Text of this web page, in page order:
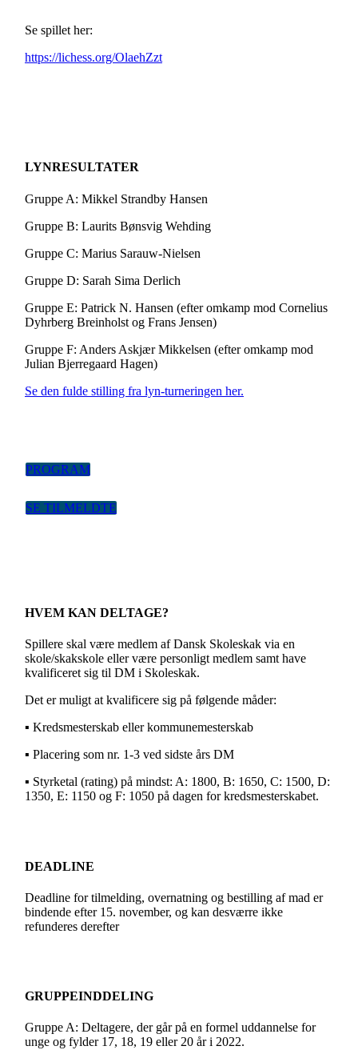
Se spillet her:
https://lichess.org/OlaehZzt
LYNRESULTATER
Gruppe A: Mikkel Strandby Hansen
Gruppe B: Laurits Bønsvig Wehding
Gruppe C: Marius Sarauw-Nielsen
Gruppe D: Sarah Sima Derlich
Gruppe E: Patrick N. Hansen (efter omkamp mod Cornelius
Dyhrberg Breinholst og Frans Jensen)
Gruppe F: Anders Askjær Mikkelsen (efter omkamp mod
Julian Bjerregaard Hagen)
Se den fulde stilling fra lyn-turneringen her.
PROGRAM
SE TILMELDTE
HVEM KAN DELTAGE?
Spillere skal være medlem af Dansk Skoleskak via en
skole/skakskole eller være personligt medlem samt have
kvalificeret sig til DM i Skoleskak.
Det er muligt at kvalificere sig på følgende måder:
▪ Kredsmesterskab eller kommunemesterskab
▪ Placering som nr. 1-3 ved sidste års DM
▪ Styrketal (rating) på mindst: A: 1800, B: 1650, C: 1500, D:
1350, E: 1150 og F: 1050 på dagen for kredsmesterskabet.
DEADLINE
Deadline for tilmelding, overnatning og bestilling af mad er
bindende efter 15. november, og kan desværre ikke
refunderes derefter
GRUPPEINDDELING
Gruppe A: Deltagere, der går på en formel uddannelse for
unge og fylder 17, 18, 19 eller 20 år i 2022.